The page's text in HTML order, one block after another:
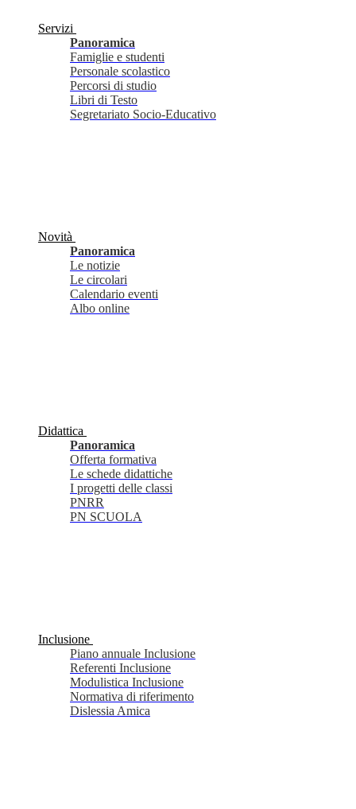
Servizi
Panoramica
Famiglie e studenti
Personale scolastico
Percorsi di studio
Libri di Testo
Segretariato Socio-Educativo
Novità
Panoramica
Le notizie
Le circolari
Calendario eventi
Albo online
Didattica
Panoramica
Offerta formativa
Le schede didattiche
I progetti delle classi
PNRR
PN SCUOLA
Inclusione
Piano annuale Inclusione
Referenti Inclusione
Modulistica Inclusione
Normativa di riferimento
Dislessia Amica